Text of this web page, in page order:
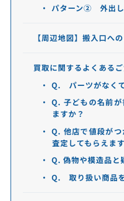
パターン② 外出し
【周辺地図】搬入口へ
買取に関するよくある
Q. パーツがなく
Q. 子どもの名前
ますか？
Q. 他店で値段が
査定してもらえま
Q. 偽物や模造品と
Q. 取り扱い商品